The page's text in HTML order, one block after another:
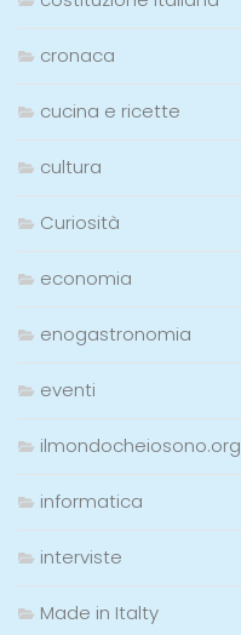
cronaca
cucina e ricette
cultura
Curiosità
economia
enogastronomia
eventi
ilmondocheiosono.org
informatica
interviste
Made in Italty